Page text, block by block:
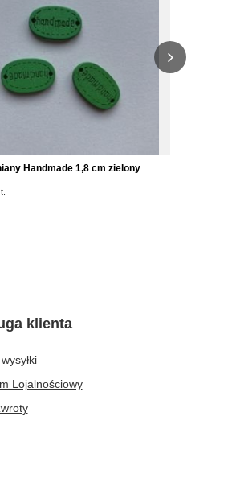
Handmade 1,8 cm zielony
klienta
Lojalnościowy